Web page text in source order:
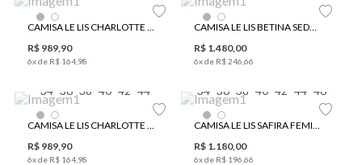
CAMISA LE LIS CHARLOTTE II FEMININA
R$ 989 90
6x de R$ 164 98
CAMISA LE LIS BETINA SEDA FEMININA
R$ 1.480, 00
6x de R$246 66
34 36 38 40 42 44
CAMISA LE LIS CHARLOTTE I FEMININA
R$ 989 90
6x de R$ 164 98
34 36 38 40 42 44 46
CAMISA LE LIS SAFIRA FEMININA
R$ 1.180, 00
6x de R$ 196 66